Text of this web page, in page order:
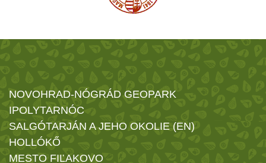
NOVOHRAD-NÓGRÁD GEOPARK
IPOLYTARNÓC
SALGÓTARJÁN A JEHO OKOLIE (EN)
HOLLÓKŐ
MESTO FIĽAKOVO